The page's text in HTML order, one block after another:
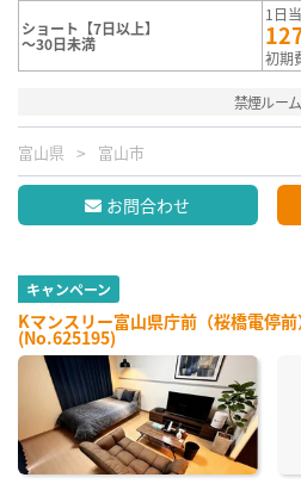
ショート【7日以上】
～30日未満
1日
初期
禁煙ルーム
富山県 富山市
お問合わせ
キャンペーン
Kマンスリー富山県庁前（桜橋電停前
(No.625195)